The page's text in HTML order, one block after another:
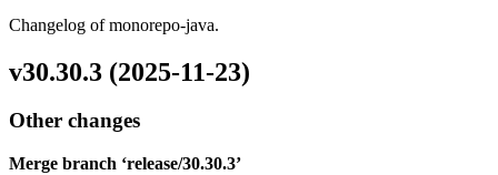
Changelog of monorepo-java.
v30.30.3 (2025-11-23)
Other changes
Merge branch ‘release/30.30.3’